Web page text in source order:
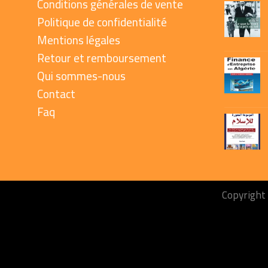
Politique de confidentialité
Mentions légales
Retour et remboursement
Qui sommes-nous
Contact
Faq